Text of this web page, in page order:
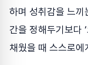
하며 성취감을 느끼
간을 정해두기보다
채웠을 때 스스로에